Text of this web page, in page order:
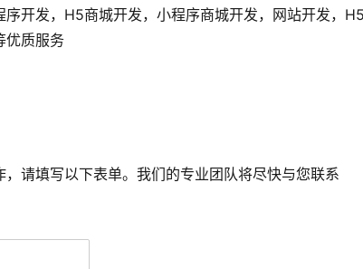
开发，H5商城开发，小程序商城开发，网站开发，
优质服务
请填写以下表单。我们的专业团队将尽快与您联系